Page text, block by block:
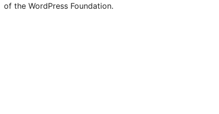
of the WordPress Foundation.